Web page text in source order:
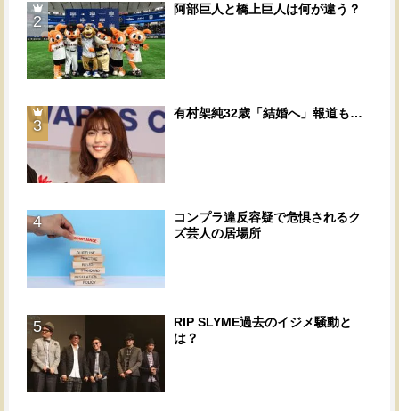
2
阿部巨人と橋上巨人は何が違う？
3
有村架純32歳「結婚へ」報道も…
4
コンプラ違反容疑で危惧されるク
ズ芸人の居場所
5
RIP SLYME過去のイジメ騒動と
は？